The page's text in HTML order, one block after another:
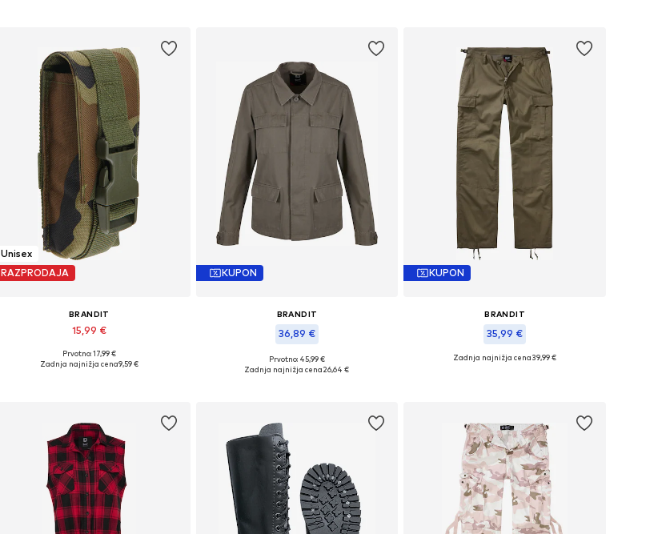
Unisex
RAZPRODAJA
BRANDIT
15,99 €
Razpoložljive velikosti: OneSize
Prvotno: 17,99 €
Zadnja najnižja cena9,59 €
KUPON
BRANDIT
36,89 €
Razpoložljive velikosti: M, XL, XXXL
Prvotno: 45,99 €
Zadnja najnižja cena26,64 €
KUPON
BRANDIT
35,99 €
Razpoložljive velikosti: 34, 38
Zadnja najnižja cena39,99 €